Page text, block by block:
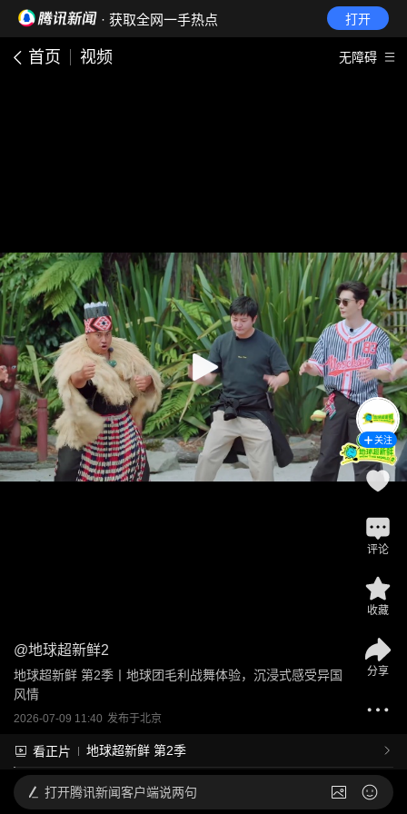
· 获取全网一手热点 打开
首页 视频 无障碍
@地球超新鲜2
地球超新鲜 第2季丨地球团毛利战舞体验，沉浸式感受异国
风情
2026-07-09 11:40 发布于北京
看正片 地球超新鲜 第2季
关注
评论
收藏
分享
打开腾讯新闻客户端说两句